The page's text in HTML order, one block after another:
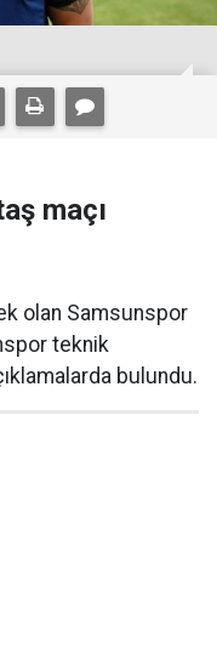
maçı
olan Samsunspor
teknik
bulundu.